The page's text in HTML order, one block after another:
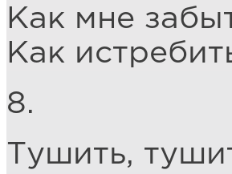
Как мне
Как
8.
Тушить,